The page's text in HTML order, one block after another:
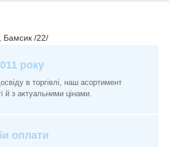
Бамсик /22/
року
в торгівлі, наш асортимент
й з актуальними цінами.
оплати